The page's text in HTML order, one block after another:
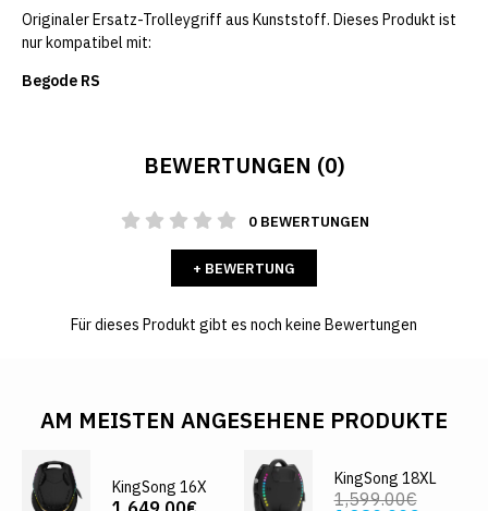
Originaler Ersatz-Trolleygriff aus Kunststoff. Dieses Produkt ist
nur kompatibel mit:
Begode RS
BEWERTUNGEN (0)
0 BEWERTUNGEN
+ BEWERTUNG
Für dieses Produkt gibt es noch keine Bewertungen
AM MEISTEN ANGESEHENE PRODUKTE
KingSong 16X KingSong 18XL
1,599.00€